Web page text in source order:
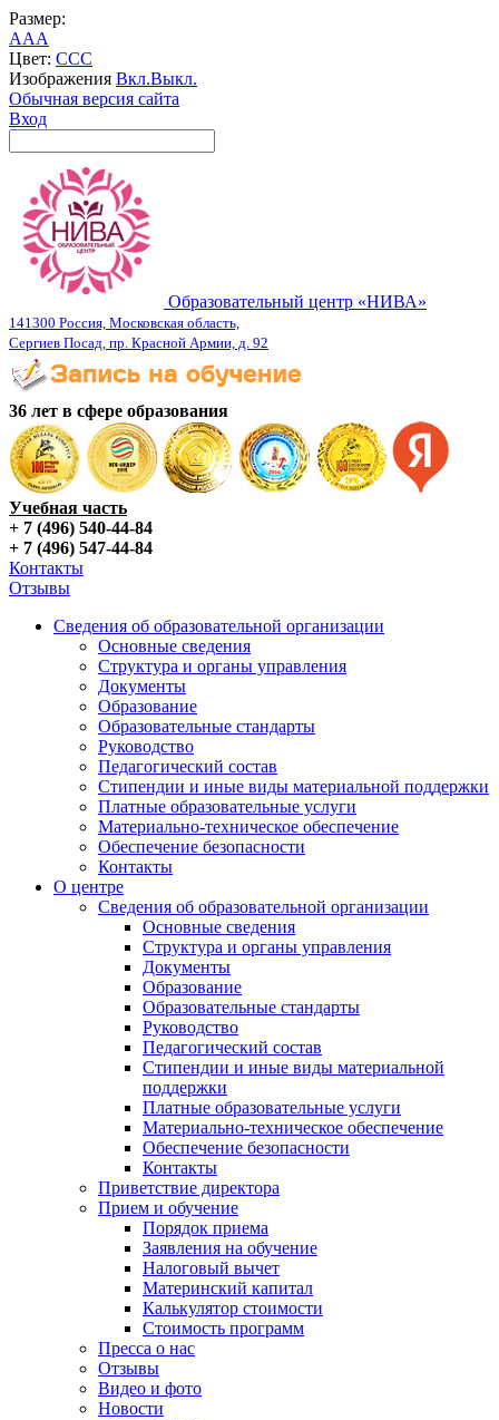
Размер:
AAA
Цвет: CCC
Изображения Вкл.Выкл.
Обычная версия сайта
Вход
Образовательный центр «НИВА»
141300 Россия, Московская область,
Сергиев Посад, пр. Красной Армии, д. 92
36 лет в сфере образования
Учебная часть
+ 7 (496) 540-44-84
+ 7 (496) 547-44-84
Контакты
Отзывы
Сведения об образовательной организации
Основные сведения
Структура и органы управления
Документы
Образование
Образовательные стандарты
Руководство
Педагогический состав
Стипендии и иные виды материальной поддержки
Платные образовательные услуги
Материально-техническое обеспечение
Обеспечение безопасности
Контакты
О центре
Сведения об образовательной организации
Основные сведения
Структура и органы управления
Документы
Образование
Образовательные стандарты
Руководство
Педагогический состав
Стипендии и иные виды материальной
поддержки
Платные образовательные услуги
Материально-техническое обеспечение
Обеспечение безопасности
Контакты
Приветствие директора
Прием и обучение
Порядок приема
Заявления на обучение
Налоговый вычет
Материнский капитал
Калькулятор стоимости
Стоимость программ
Пресса о нас
Отзывы
Видео и фото
Новости